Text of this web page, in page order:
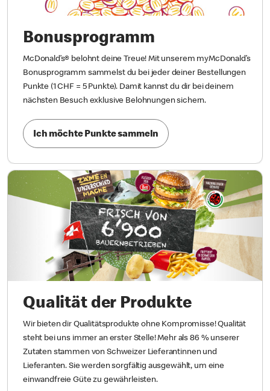
Bonusprogramm
McDonald’s® belohnt deine Treue! Mit unserem myMcDonald’s
Bonusprogramm sammelst du bei jeder deiner Bestellungen
Punkte (1 CHF = 5 Punkte). Damit kannst du dir bei deinem
nächsten Besuch exklusive Belohnungen sichern.
Ich möchte Punkte sammeln
Qualität der Produkte
Wir bieten dir Qualitätsprodukte ohne Kompromisse! Qualität
steht bei uns immer an erster Stelle! Mehr als 86 % unserer
Zutaten stammen von Schweizer Lieferantinnen und
Lieferanten. Sie werden sorgfältig ausgewählt, um eine
einwandfreie Güte zu gewährleisten.